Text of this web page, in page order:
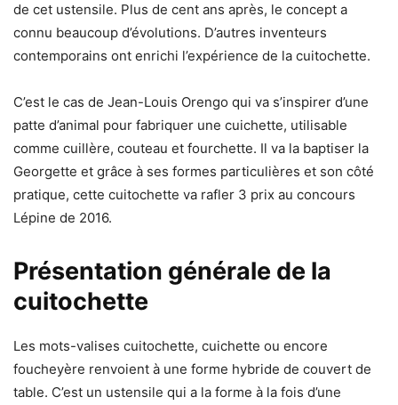
de cet ustensile. Plus de cent ans après, le concept a
connu beaucoup d’évolutions. D’autres inventeurs
contemporains ont enrichi l’expérience de la cuitochette.
C’est le cas de Jean-Louis Orengo qui va s’inspirer d’une
patte d’animal pour fabriquer une cuichette, utilisable
comme cuillère, couteau et fourchette. Il va la baptiser la
Georgette et grâce à ses formes particulières et son côté
pratique, cette cuitochette va rafler 3 prix au concours
Lépine de 2016.
Présentation générale de la
cuitochette
Les mots-valises cuitochette, cuichette ou encore
foucheyère renvoient à une forme hybride de couvert de
table. C’est un ustensile qui a la forme à la fois d’une